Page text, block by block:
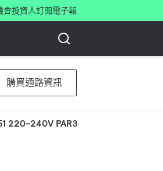
會投資人訂閱電子報
購買通路資訊
220-240V PAR38 30D 1CT